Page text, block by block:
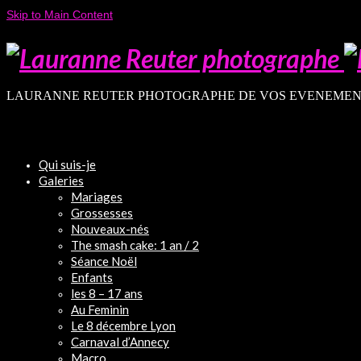
Skip to Main Content
LAURANNE REUTER PHOTOGRAPHE DE VOS
Qui suis-je
Galeries
Mariages
Grossesses
Nouveaux-nés
The smash cake: 1 an / 2
Séance Noël
Enfants
les 8 – 17 ans
Au Feminin
Le 8 décembre Lyon
Carnaval d’Annecy
Macro